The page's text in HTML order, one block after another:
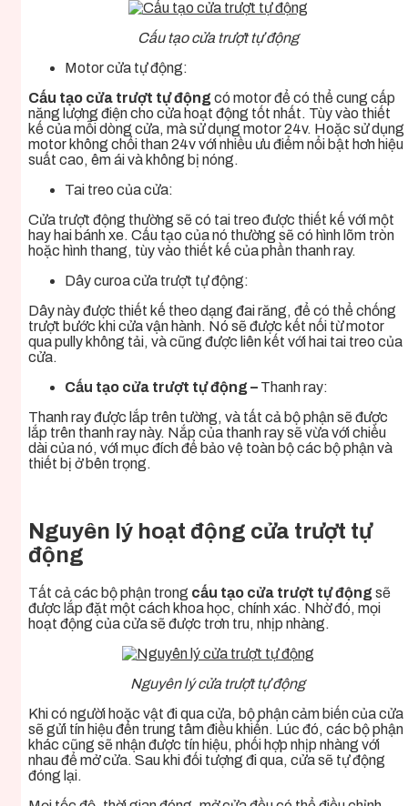
Cấu tạo cửa trượt tự động
Motor cửa tự động:
Cấu tạo cửa trượt tự động có motor để có thể cung cấp
năng lượng điện cho cửa hoạt động tốt nhất. Tùy vào thiết
kế của mỗi dòng cửa, mà sử dụng motor 24v. Hoặc sử dụng
motor không chổi than 24v với nhiều ưu điểm nổi bật hơn hiệu
suất cao, êm ái và không bị nóng.
Tai treo của cửa:
Cửa trượt động thường sẽ có tai treo được thiết kế với một
hay hai bánh xe. Cấu tạo của nó thường sẽ có hình lõm tròn
hoặc hình thang, tùy vào thiết kế của phần thanh ray.
Dây curoa cửa trượt tự động:
Dây này được thiết kế theo dạng đai răng, để có thể chống
trượt bước khi cửa vận hành. Nó sẽ được kết nối từ motor
qua pully không tải, và cũng được liên kết với hai tai treo của
cửa.
Cấu tạo cửa trượt tự động – Thanh ray:
Thanh ray được lắp trên tường, và tất cả bộ phận sẽ được
lắp trên thanh ray này. Nắp của thanh ray sẽ vừa với chiều
dài của nó, với mục đích để bảo vệ toàn bộ các bộ phận và
thiết bị ở bên trọng.
Nguyên lý hoạt động cửa trượt tự
động
Tất cả các bộ phận trong cấu tạo cửa trượt tự động sẽ
được lắp đặt một cách khoa học, chính xác. Nhờ đó, mọi
hoạt động của cửa sẽ được trơn tru, nhịp nhàng.
Nguyên lý cửa trượt tự động
Khi có người hoặc vật đi qua cửa, bộ phận cảm biến của cửa
sẽ gửi tín hiệu đến trung tâm điều khiển. Lúc đó, các bộ phận
khác cũng sẽ nhận được tín hiệu, phối hợp nhịp nhàng với
nhau để mở cửa. Sau khi đối tượng đi qua, cửa sẽ tự động
đóng lại.